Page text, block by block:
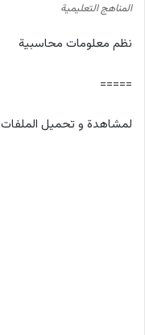
المناهج التعليمية
نظم معلومات محاسبية
=====
لمشاهدة و تحميل الملفات